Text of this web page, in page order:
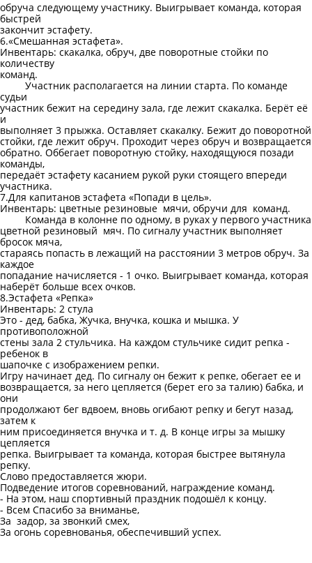
обруча следующему участнику. Выигрывает команда, которая
быстрей
закончит эстафету.
6.«Смешанная эстафета».
Инвентарь: скакалка, обруч, две поворотные стойки по
количеству
команд.
Участник располагается на линии старта. По команде
судьи
участник бежит на середину зала, где лежит скакалка. Берёт её
и
выполняет 3 прыжка. Оставляет скакалку. Бежит до поворотной
стойки, где лежит обруч. Проходит через обруч и возвращается
обратно. Оббегает поворотную стойку, находящуюся позади
команды,
передаёт эстафету касанием рукой руки стоящего впереди
участника.
7.Для капитанов эстафета «Попади в цель».
Инвентарь: цветные резиновые мячи, обручи для команд.
Команда в колонне по одному, в руках у первого участника
цветной резиновый мяч. По сигналу участник выполняет
бросок мяча,
стараясь попасть в лежащий на расстоянии 3 метров обруч. За
каждое
попадание начисляется - 1 очко. Выигрывает команда, которая
наберёт больше всех очков.
8.Эстафета «Репка»
Инвентарь: 2 стула
Это - дед, бабка, Жучка, внучка, кошка и мышка. У
противоположной
стены зала 2 стульчика. На каждом стульчике сидит репка -
ребенок в
шапочке с изображением репки.
Игру начинает дед. По сигналу он бежит к репке, обегает ее и
возвращается, за него цепляется (берет его за талию) бабка, и
они
продолжают бег вдвоем, вновь огибают репку и бегут назад,
затем к
ним присоединяется внучка и т. д. В конце игры за мышку
цепляется
репка. Выигрывает та команда, которая быстрее вытянула
репку.
Слово предоставляется жюри.
Подведение итогов соревнований, награждение команд.
- На этом, наш спортивный праздник подошёл к концу.
- Всем Спасибо за вниманье,
За задор, за звонкий смех,
За огонь соревнованья, обеспечивший успех.